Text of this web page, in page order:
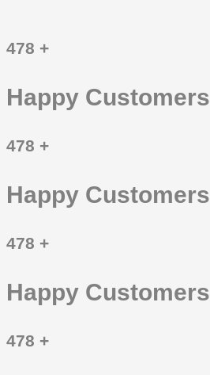
478 +
Happy Customers
478 +
Happy Customers
478 +
Happy Customers
478 +